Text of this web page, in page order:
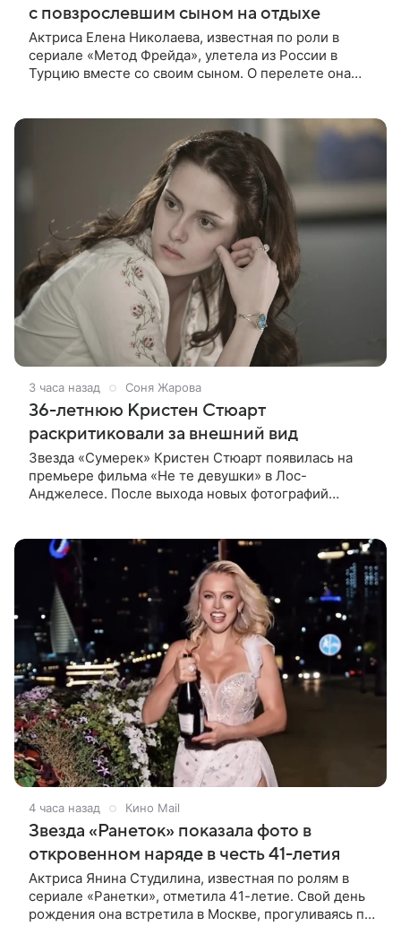
с повзрослевшим сыном на отдыхе
Актриса Елена Николаева, известная по роли в
сериале «Метод Фрейда», улетела из России в
Турцию вместе со своим сыном. О перелете она
3 часа назад Соня Жарова
36-летнюю Кристен Стюарт
раскритиковали за внешний вид
Звезда «Сумерек» Кристен Стюарт появилась на
премьере фильма «Не те девушки» в Лос-
Анджелесе. После выхода новых фотографий
4 часа назад Кино Mail
Звезда «Ранеток» показала фото в
откровенном наряде в честь 41-летия
Актриса Янина Студилина, известная по ролям в
сериале «Ранетки», отметила 41-летие. Свой день
рождения она встретила в Москве, прогуливаясь по